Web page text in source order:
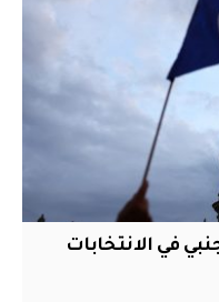
في الانتخابات